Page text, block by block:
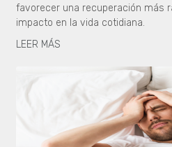
favorecer una recuperación más
impacto en la vida cotidiana.
LEER MÁS